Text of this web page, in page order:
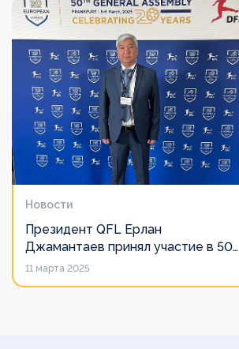
Новости
Президент QFL Ерлан
Джамантаев принял участие в 50-
м Общем собрании Европейских
11 марта 2025